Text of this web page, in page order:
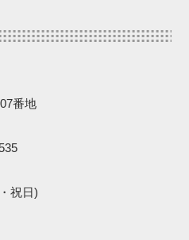
番地
祝日)